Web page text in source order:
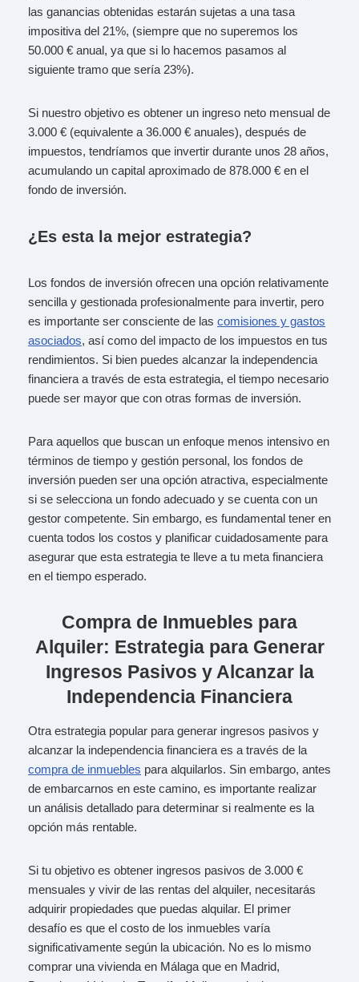
las ganancias obtenidas estarán sujetas a una tasa
impositiva del 21%, (siempre que no superemos los
50.000 € anual, ya que si lo hacemos pasamos al
siguiente tramo que sería 23%).
Si nuestro objetivo es obtener un ingreso neto mensual de
3.000 € (equivalente a 36.000 € anuales), después de
impuestos, tendríamos que invertir durante unos 28 años,
acumulando un capital aproximado de 878.000 € en el
fondo de inversión.
¿Es esta la mejor estrategia?
Los fondos de inversión ofrecen una opción relativamente
sencilla y gestionada profesionalmente para invertir, pero
es importante ser consciente de las comisiones y gastos
asociados, así como del impacto de los impuestos en tus
rendimientos. Si bien puedes alcanzar la independencia
financiera a través de esta estrategia, el tiempo necesario
puede ser mayor que con otras formas de inversión.
Para aquellos que buscan un enfoque menos intensivo en
términos de tiempo y gestión personal, los fondos de
inversión pueden ser una opción atractiva, especialmente
si se selecciona un fondo adecuado y se cuenta con un
gestor competente. Sin embargo, es fundamental tener en
cuenta todos los costos y planificar cuidadosamente para
asegurar que esta estrategia te lleve a tu meta financiera
en el tiempo esperado.
Compra de Inmuebles para
Alquiler: Estrategia para Generar
Ingresos Pasivos y Alcanzar la
Independencia Financiera
Otra estrategia popular para generar ingresos pasivos y
alcanzar la independencia financiera es a través de la
compra de inmuebles para alquilarlos. Sin embargo, antes
de embarcarnos en este camino, es importante realizar
un análisis detallado para determinar si realmente es la
opción más rentable.
Si tu objetivo es obtener ingresos pasivos de 3.000 €
mensuales y vivir de las rentas del alquiler, necesitarás
adquirir propiedades que puedas alquilar. El primer
desafío es que el costo de los inmuebles varía
significativamente según la ubicación. No es lo mismo
comprar una vivienda en Málaga que en Madrid,